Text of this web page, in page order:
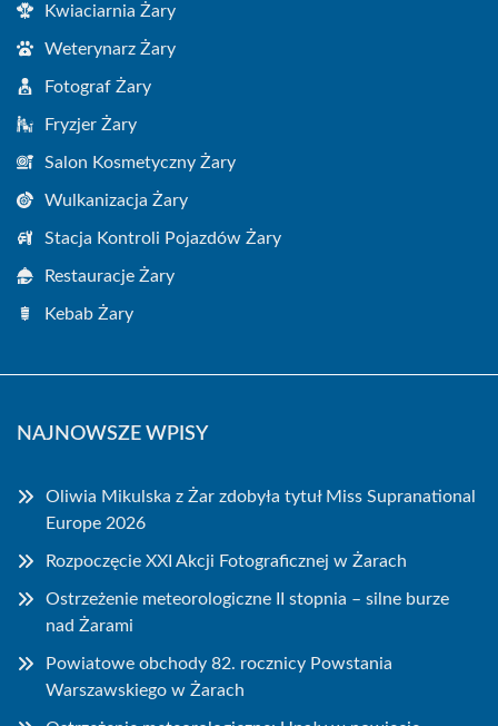
Kwiaciarnia Żary
Weterynarz Żary
Fotograf Żary
Fryzjer Żary
Salon Kosmetyczny Żary
Wulkanizacja Żary
Stacja Kontroli Pojazdów Żary
Restauracje Żary
Kebab Żary
NAJNOWSZE WPISY
Oliwia Mikulska z Żar zdobyła tytuł Miss Supranational
Europe 2026
Rozpoczęcie XXI Akcji Fotograficznej w Żarach
Ostrzeżenie meteorologiczne II stopnia – silne burze
nad Żarami
Powiatowe obchody 82. rocznicy Powstania
Warszawskiego w Żarach